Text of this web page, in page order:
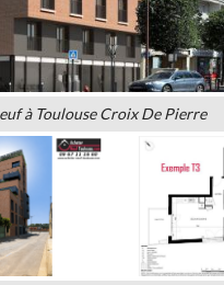
à Toulouse Croix De Pierre